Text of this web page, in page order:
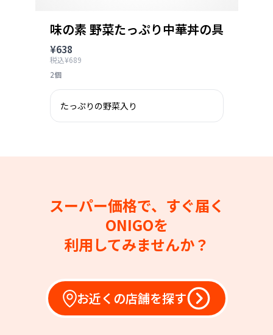
味の素 野菜たっぷり中華丼の具
¥638
税込¥689
2個
たっぷりの野菜入り
スーパー価格で、すぐ届く
ONIGOを
利用してみませんか？
お近くの店舗を探す